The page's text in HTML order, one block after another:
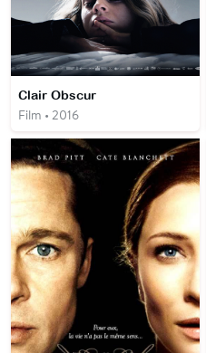
Clair Obscur
Film • 2016